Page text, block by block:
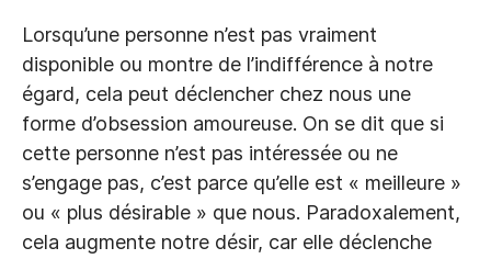
Lorsqu’une personne n’est pas vraiment
disponible ou montre de l’indifférence à notre
égard, cela peut déclencher chez nous une
forme d’obsession amoureuse. On se dit que si
cette personne n’est pas intéressée ou ne
s’engage pas, c’est parce qu’elle est « meilleure »
ou « plus désirable » que nous. Paradoxalement,
cela augmente notre désir, car elle déclenche